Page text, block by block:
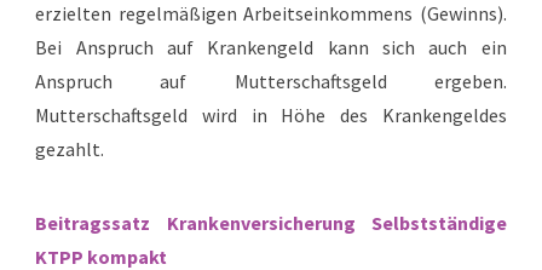
erzielten regelmäßigen Arbeitseinkommens (Gewinns).
Bei Anspruch auf Krankengeld kann sich auch ein
Anspruch auf Mutterschaftsgeld ergeben.
Mutterschaftsgeld wird in Höhe des Krankengeldes
gezahlt.
Beitragssatz Krankenversicherung Selbstständige
KTPP kompakt